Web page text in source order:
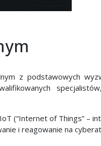
z podstawowych
(“Internet of Things” –
i reagowanie na